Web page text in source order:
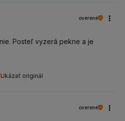
Ukázať originál
overené
Posteľ vyzerá pekne a je
overené